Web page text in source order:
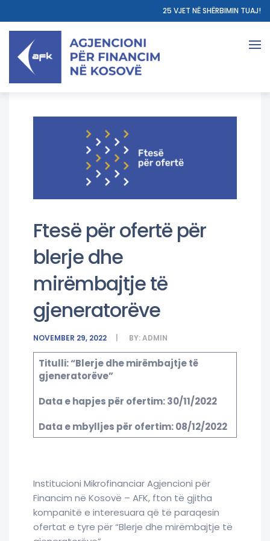
25 VJET NË SHËRBIMIN TUAJ!
Ftesë për ofertë për
blerje dhe
mirëmbajtje të
gjeneratorëve
NOVEMBER 29, 2022 BY:ADMIN
Titulli: “Blerje dhe mirëmbajtje të
gjeneratorëve”
Data e hapjes për ofertim: 30/11/2022
Data e mbylljes për ofertim: 08/12/2022
Institucioni Mikrofinanciar Agjencioni për
Financim në Kosovë – AFK, fton të gjitha
kompanitë e interesuara që të paraqesin
ofertat e tyre për “Blerje dhe mirëmbajtje të